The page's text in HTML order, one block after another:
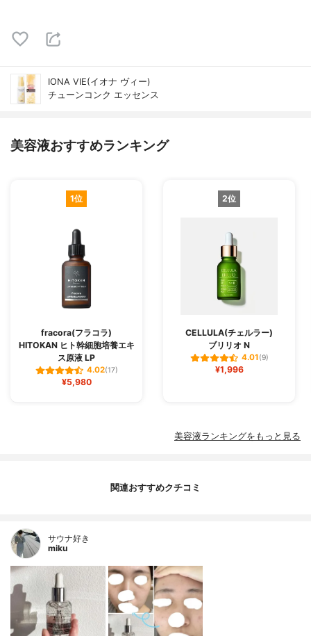
IONA VIE(イオナ ヴィー)
チューンコンク エッセンス
美容液おすすめランキング
1位
fracora(フラコラ)
HITOKAN ヒト幹細胞培養エキ
ス原液 LP
4.02(17)
¥5,980
2位
CELLULA(チェルラー)
ブリリオ N
4.01(9)
¥1,996
美容液ランキングをもっと見る
関連おすすめクチコミ
サウナ好き
miku